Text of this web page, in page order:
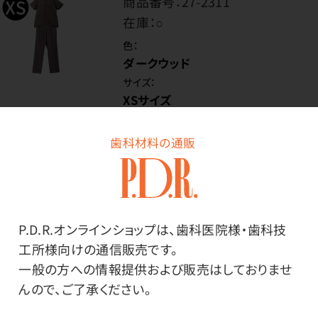
歯科材料の通販
P.D.R.オンラインショップは、歯科医院様・歯科技
工所様向けの通信販売です。
一般の方への情報提供および販売はしておりませ
んので、ご了承ください。
在庫：○
色：
ダークウッド
サイズ：
XSサイズ
価格はログイン後表示
ログイン
商品番号：